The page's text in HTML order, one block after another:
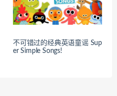
不可错过的经典英语童谣 Sup
er Simple Songs!